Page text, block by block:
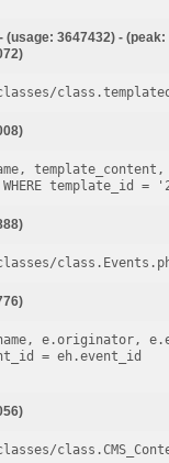
3647432) - (peak:
classes/
classes/
e.originator,